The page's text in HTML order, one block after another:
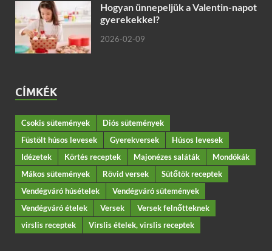
Hogyan ünnepeljük a Valentin-napot
gyerekekkel?
2026-02-09
CÍMKÉK
Csokis sütemények
Diós sütemények
Füstölt húsos levesek
Gyerekversek
Húsos levesek
Idézetek
Körtés receptek Majonézes saláták
Mondókák
Mákos sütemények
Rövid versek
Sütőtök receptek
Vendégváró húsételek
Vendégváró sütemények
Vendégváró ételek
Versek
Versek felnőtteknek
virslis receptek
Virslis ételek, virslis receptek